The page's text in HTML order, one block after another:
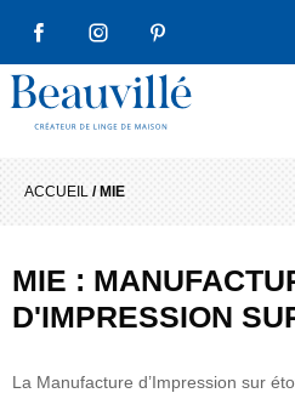
FACEBOOKINSTAGRAMPINTEREST
Beauvillé Créateur par tradition
ACCUEIL / MIE
MIE :
D'IMPRESSION
La Manufacture d’Impression sur